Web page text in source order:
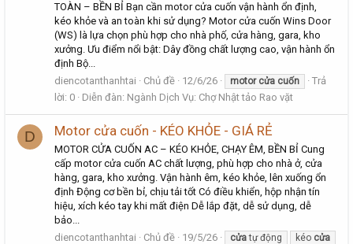
TOÀN – BỀN BỈ Bạn cần motor cửa cuốn vận hành ổn định,
kéo khỏe và an toàn khi sử dụng? Motor cửa cuốn Wins Door
(WS) là lựa chọn phù hợp cho nhà phố, cửa hàng, gara, kho
xưởng. Ưu điểm nổi bật: Dây đồng chất lượng cao, vận hành ổn
định Bộ...
diencotanthanhtai
Chủ đề 12/6/26 motor cửa cuốn
Trả
lời: 0
Diễn đàn: Ngành Dịch Vụ: Chợ Nhật tảo Rao vặt
D Motor cửa cuốn - KÉO KHỎE - GIÁ RẺ
MOTOR CỬA CUỐN AC – KÉO KHỎE, CHẠY ÊM, BỀN BỈ Cung
cấp motor cửa cuốn AC chất lượng, phù hợp cho nhà ở, cửa
hàng, gara, kho xưởng. Vận hành êm, kéo khỏe, lên xuống ổn
định Động cơ bền bỉ, chịu tải tốt Có điều khiển, hộp nhận tín
hiệu, xích kéo tay khi mất điện Dễ lắp đặt, dễ sử dụng, dễ
bảo...
diencotanthanhtai
Chủ đề 19/5/26 cửatự động kéo cửa